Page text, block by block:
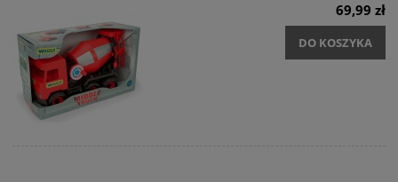
69,99 zł
DO KOSZYKA